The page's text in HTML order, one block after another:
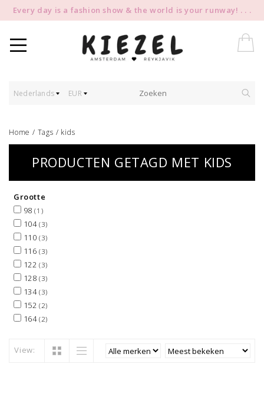
Every day is a fashion show & the world is your runway! . . .
Nederlands EUR
Home / Tags / kids
PRODUCTEN GETAGD MET KIDS
Grootte
98(1)
104(3)
110 (3)
116 (3)
122 (3)
128 (3)
134(3)
152 (2)
164(2)
View: